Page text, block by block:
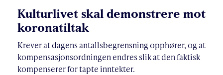
Kulturlivet skal demonstrere mot
koronatiltak
Krever at dagens antallsbegrensning opphører, og at
kompensasjonsordningen endres slik at den faktisk
kompenserer for tapte inntekter.